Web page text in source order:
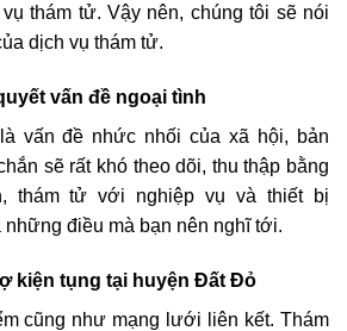
thám tử. Vậy nên, chúng tôi sẽ nói
dịch vụ thám tử.
vấn đề ngoại tình
vấn đề nhức nhối của xã hội, bản
sẽ rất khó theo dõi, thu thập bằng
thám tử với nghiệp vụ và thiết bị
điều mà bạn nên nghĩ tới.
kiện tụng tại huyện Đất Đỏ
cũng như mạng lưới liên kết. Thám